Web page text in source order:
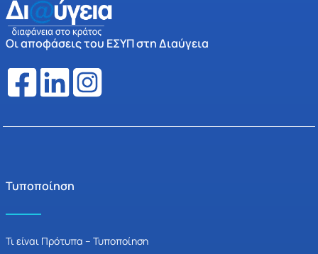
Οι αποφάσεις του ΕΣΥΠ στη Διαύγεια
Τυποποίηση
Τι είναι Πρότυπα – Τυποποίηση